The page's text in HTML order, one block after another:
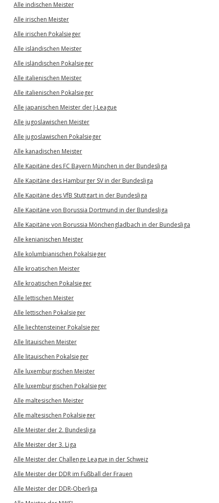
Alle indischen Meister
Alle irischen Meister
Alle irischen Pokalsieger
Alle isländischen Meister
Alle isländischen Pokalsieger
Alle italienischen Meister
Alle italienischen Pokalsieger
Alle japanischen Meister der J-League
Alle jugoslawischen Meister
Alle jugoslawischen Pokalsieger
Alle kanadischen Meister
Alle Kapitäne des FC Bayern München in der Bundesliga
Alle Kapitäne des Hamburger SV in der Bundesliga
Alle Kapitäne des VfB Stuttgart in der Bundesliga
Alle Kapitäne von Borussia Dortmund in der Bundesliga
Alle Kapitäne von Borussia Mönchengladbach in der Bundesliga
Alle kenianischen Meister
Alle kolumbianischen Pokalsieger
Alle kroatischen Meister
Alle kroatischen Pokalsieger
Alle lettischen Meister
Alle lettischen Pokalsieger
Alle liechtensteiner Pokalsieger
Alle litauischen Meister
Alle litauischen Pokalsieger
Alle luxemburgischen Meister
Alle luxemburgischen Pokalsieger
Alle maltesischen Meister
Alle maltesischen Pokalsieger
Alle Meister der 2. Bundesliga
Alle Meister der 3. Liga
Alle Meister der Challenge League in der Schweiz
Alle Meister der DDR im Fußball der Frauen
Alle Meister der DDR-Oberliga